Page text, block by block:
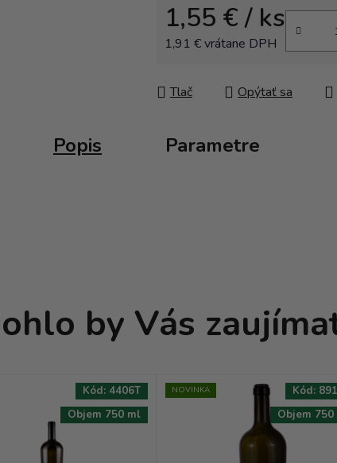
1,55 €/ ks
1,91 € vrátane DPH
Tlač Opýtať sa
Popis Parametre
by Vás
Objem 750 ml
Kód: 4406T NOVINKA
Objem
Kód: